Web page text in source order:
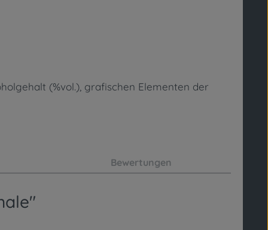
(%vol.), grafischen Elementen der
Bewertungen